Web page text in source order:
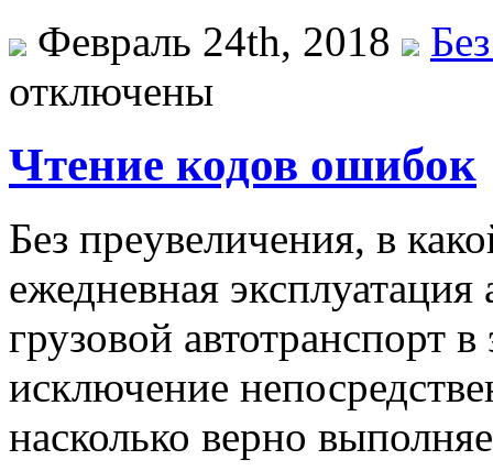
Февраль 24th, 2018
отключены
Чтение кодов ошибок
Бeз прeувeличeния, в
ежедневная
грузовой автотранспорт
исключение
насколько верно